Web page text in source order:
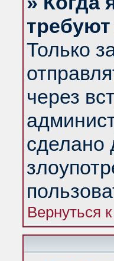
Только
через
сделано
Вернуться